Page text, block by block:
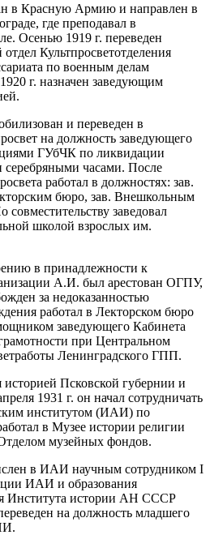
в Красную Армию и направлен в
где преподавал в
Осенью 1919 г. переведен
Культпросветотделения
по военным делам
г. назначен заведующим
и переведен в
на должность заведующего
ГУбЧК по ликвидации
серебряными часами. После
работал в должностях: зав.
бюро, зав. Внешкольным
заведовал
школой взрослых им.
в принадлежности к
А.И. был арестован ОГПУ,
за недоказанностью
работал в Лекторском бюро
заведующего Кабинета
при Центральном
Ленинградского ГПП.
историей Псковской губернии и
1931 г. он начал сотрудничать
институтом (ИАИ) по
в Музее истории религии
музейных фондов.
в ИАИ научным сотрудником I
ИАИ и образования
Института истории АН СССР
на должность младшего